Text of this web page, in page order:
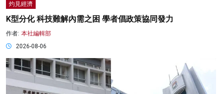
灼見經濟
K型分化 科技難解內需之困 學者倡政策協同發力
作者: 本社編輯部
2026-08-06